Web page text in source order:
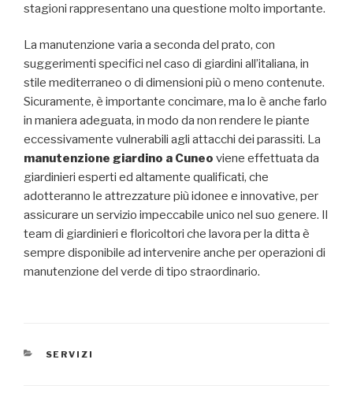
stagioni rappresentano una questione molto importante.
La manutenzione varia a seconda del prato, con
suggerimenti specifici nel caso di giardini all’italiana, in
stile mediterraneo o di dimensioni più o meno contenute.
Sicuramente, è importante concimare, ma lo è anche farlo
in maniera adeguata, in modo da non rendere le piante
eccessivamente vulnerabili agli attacchi dei parassiti. La
manutenzione giardino a Cuneo viene effettuata da
giardinieri esperti ed altamente qualificati, che
adotteranno le attrezzature più idonee e innovative, per
assicurare un servizio impeccabile unico nel suo genere. Il
team di giardinieri e floricoltori che lavora per la ditta è
sempre disponibile ad intervenire anche per operazioni di
manutenzione del verde di tipo straordinario.
CATEGORIE
SERVIZI